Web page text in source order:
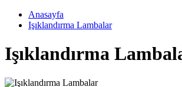
Anasayfa
Işıklandırma Lambalar
Işıklandırma